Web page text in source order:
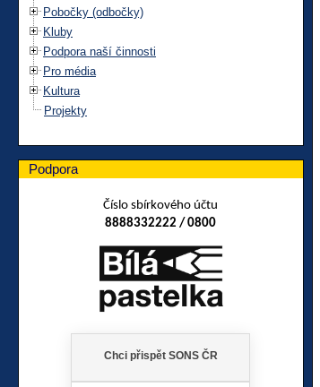
Pobočky (odbočky)
Kluby
Podpora naší činnosti
Pro média
Kultura
Projekty
Podpora
Číslo sbírkového účtu
8888332222 / 0800